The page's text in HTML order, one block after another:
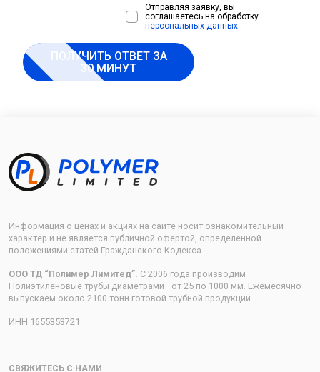
Отправляя заявку, вы
соглашаетесь на обработку
персональных данных
ПОЛУЧИТЬ ОТВЕТ ЗА
30 МИНУТ
Информация о ценах и акциях на сайте носит ознакомительный
характер и не является публичной офертой, определенной
положениями статей Гражданского Кодекса.
ООО ТД “Полимер Лимитед”. С 2006 года производим
Полиэтиленовые трубы диаметрами от 25 по 1000 мм. Ежемесячно
выпускаем около 2100 тонн готовой трубной продукции.
ИНН 1655353721
СВЯЖИТЕСЬ С НАМИ